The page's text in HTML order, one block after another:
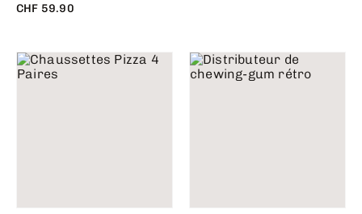
CHF 59.90